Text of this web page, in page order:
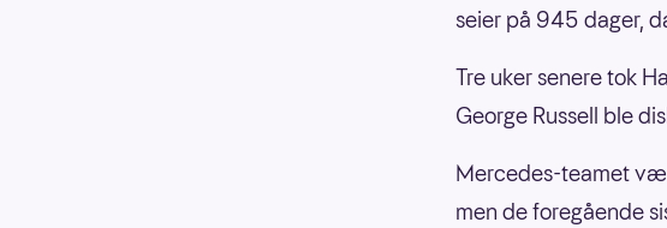
seier på 945 dager,
Tre uker senere tok
George Russell ble
Mercedes-teamet
men de foregående